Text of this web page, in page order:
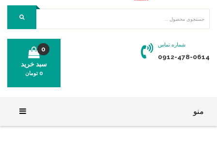
شماره تماس
0912-478-0614
سبد خرید
0
0 تومان
منو